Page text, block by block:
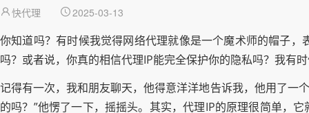
快代理 2025-03-13
你知道吗？有时候我觉得网络代理就像是一个魔术师的帽子
吗？或者说，你真的相信代理IP能完全保护你的隐私吗？我有
记得有一次，我和朋友聊天，他得意洋洋地告诉我，他用了一
的吗？”他愣了一下，摇摇头。其实，代理IP的原理很简单，